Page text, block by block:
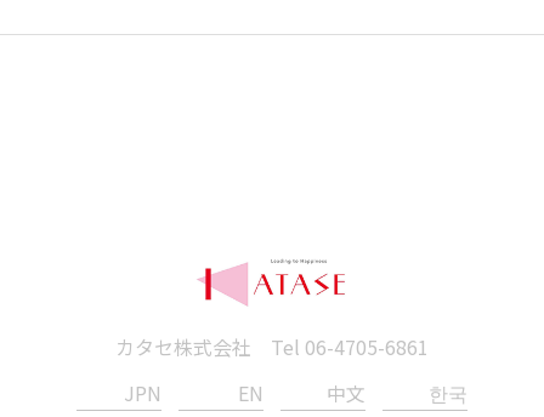
カタセ株式会社 Tel 06-4705-6861
JPN
EN 中文 한국